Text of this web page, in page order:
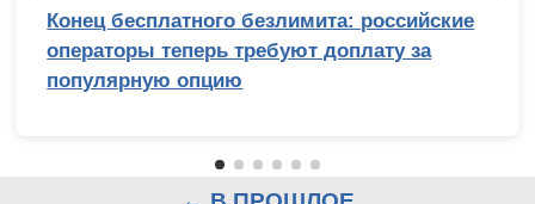
Конец бесплатного безлимита: российские
операторы теперь требуют доплату за
популярную опцию